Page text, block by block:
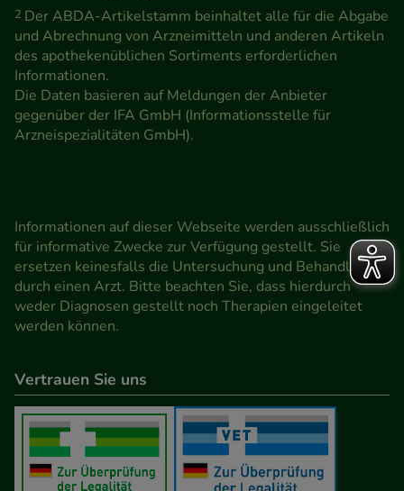
teilweise an Dritte wie z.B. Google oder soziale
Medien übertragen werden.
2 Der ABDA-Artikelstamm beinhaltet alle für die Abgabe
und Abrechnung von Arzneimitteln und anderen Artikeln
des apothekenüblichen Sortiments erforderlichen
Informationen.
Die Daten basieren auf Meldungen der Anbieter
gegenüber der IFA GmbH (Informationsstelle für
Arzneispezialitäten GmbH).
Informationen auf dieser Webseite werden ausschließlich
für informative Zwecke zur Verfügung gestellt. Sie
ersetzen keinesfalls die Untersuchung und Behandlung
durch einen Arzt. Bitte beachten Sie, dass hierdurch
weder Diagnosen gestellt noch Therapien eingeleitet
werden können.
Vertrauen Sie uns